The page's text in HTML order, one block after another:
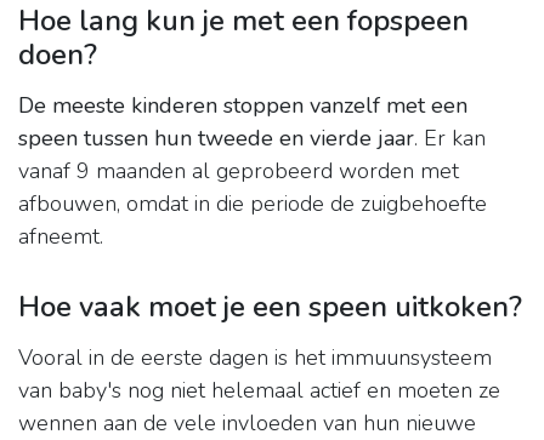
Hoe lang kun je met een fopspeen
doen?
De meeste kinderen stoppen vanzelf met een
speen tussen hun tweede en vierde jaar. Er kan
vanaf 9 maanden al geprobeerd worden met
afbouwen, omdat in die periode de zuigbehoefte
afneemt.
Hoe vaak moet je een speen uitkoken?
Vooral in de eerste dagen is het immuunsysteem
van baby's nog niet helemaal actief en moeten ze
wennen aan de vele invloeden van hun nieuwe